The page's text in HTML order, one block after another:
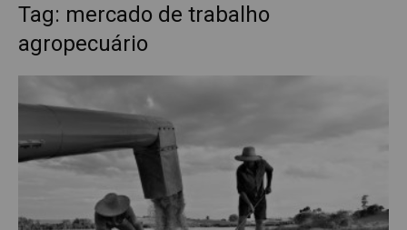
Tag: mercado de trabalho
agropecuário